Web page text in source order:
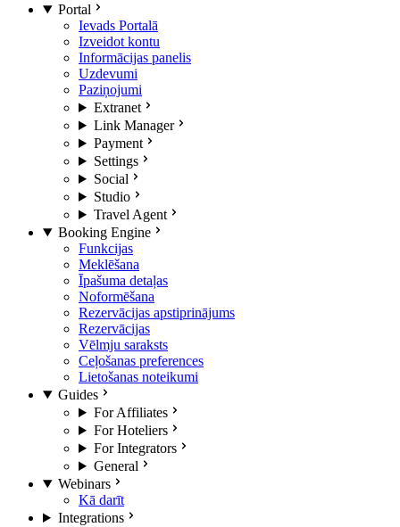
Portal
Ievads Portalā
Izveidot kontu
Informācijas panelis
Uzdevumi
Paziņojumi
Extranet
Link Manager
Payment
Settings
Social
Studio
Travel Agent
Booking Engine
Funkcijas
Meklēšana
Īpašuma detaļas
Noformēšana
Rezervācijas apstiprinājums
Rezervācijas
Vēlmju saraksts
Ceļošanas preferences
Lietošanas noteikumi
Guides
For Affiliates
For Hoteliers
For Integrators
General
Webinars
Kā darīt
Integrations